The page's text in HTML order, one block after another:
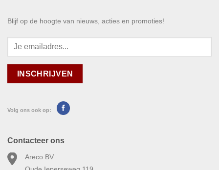
Blijf op de hoogte van nieuws, acties en promoties!
Volg ons ook op:
Contacteer ons
Areco BV